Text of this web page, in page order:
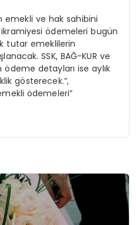
emekli ve hak sahibini
ödemeleri bugün
tutar emeklilerin
SSK, BAĞ-KUR ve
ödeme detayları ise aylık
gösterecek.”,
ödemeleri”